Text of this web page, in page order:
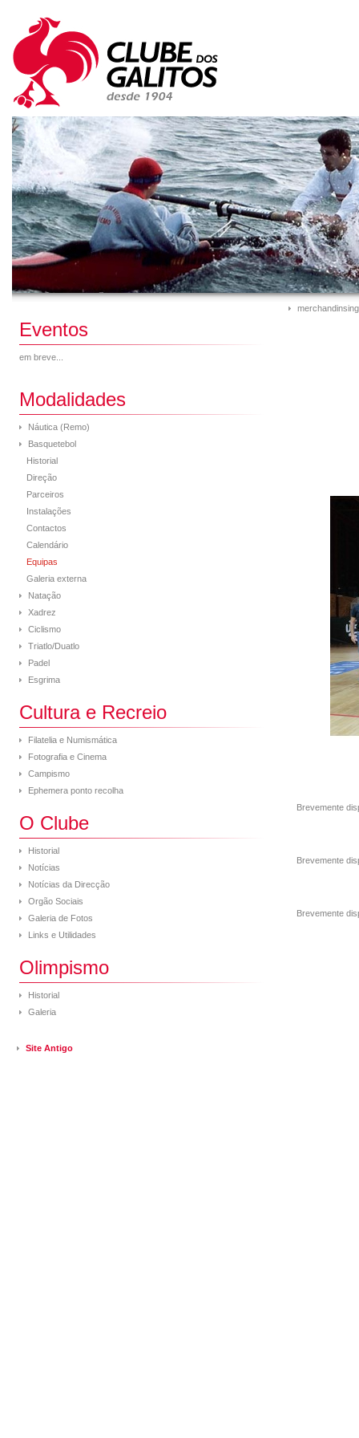
Eventos
em breve...
Modalidades
Náutica (Remo)
Basquetebol
Historial
Direção
Parceiros
Instalações
Contactos
Calendário
Equipas
Galeria externa
Natação
Xadrez
Ciclismo
Triatlo/Duatlo
Padel
Esgrima
Cultura e Recreio
Filatelia e Numismática
Fotografia e Cinema
Campismo
Ephemera ponto recolha
O Clube
Historial
Notícias
Notícias da Direcção
Orgão Sociais
Galeria de Fotos
Links e Utilidades
Olimpismo
Historial
Galeria
Site Antigo
merchandinsing
Brevemente
Brevemente
Brevemente